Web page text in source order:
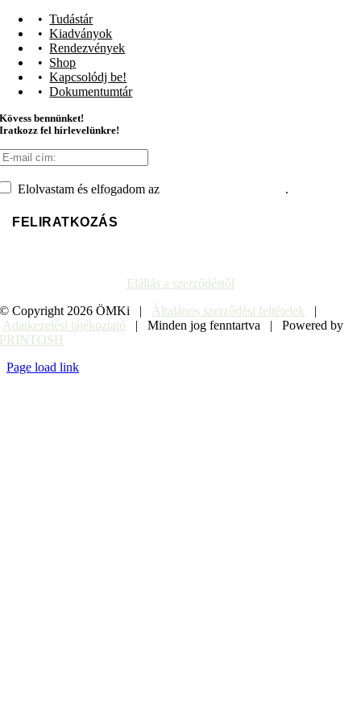
Tudástár
Kiadványok
Rendezvények
Shop
Kapcsolódj be!
Dokumentumtár
Kövess bennünket!
Iratkozz fel hírlevelünkre!
Elolvastam és elfogadom az .
Elállás a szerződéstől
© Copyright 2026 ÖMKi | Általános szerződési feltételek |
Adatkezelési tájékoztató | Minden jog fenntartva | Powered by
PRINTOSH
Page load link